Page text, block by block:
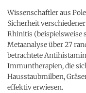
Wissenschaftler aus
Sicherheit
Rhinitis (beispielsweise
Metaanalyse über 27
betrachtete
Immuntherapien, die
Hausstaubmilben,
effektiv erwiesen.